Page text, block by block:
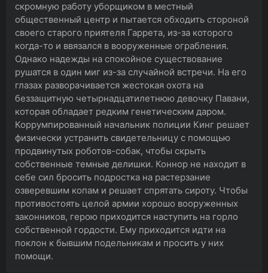
скромную работу уборщиком в местный
общественный центр и пытается обходить стороной
своего старого приятеля Гаррета, из-за которого
когда-то и ввязался в вооруженные ограбления.
Однако надежды на спокойное существование
рушатся в один миг из-за случайной встречи. На его
глазах разворачивается жестокая охота на
беззащитную четырнадцатилетнюю девочку Павани,
которая обладает редким генетическим даром.
Коррумпированный начальник полиции Кинг решает
физически устранить свидетельницу с помощью
продвинутых роботов-собак, чтобы скрыть
собственные темные делишки. Коннор не находит в
себе сил бросить подростка на растерзание
озверевшим копам и решает спрятать сироту. Чтобы
противостоять целой армии хорошо вооруженных
законников, герою приходится наступить на горло
собственной гордости. Ему приходится идти на
поклон к бывшим подельникам и просить у них
помощи.